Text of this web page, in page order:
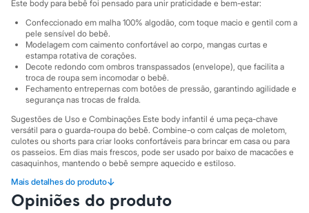
City
Clock House
Mindset
Sawary
Yessica
Moda esportiva
Acessórios
Blusas
Calçados
Leggings
Shorts e Bermudas
Tops
Moda íntima
Calcinhas
Cintas e Modeladores
Meias
Pijamas
Este body para bebê foi pensado para unir praticidade e bem-estar:
Confeccionado em malha 100% algodão, com toque macio e gentil com a
pele sensível do bebê.
Modelagem com caimento confortável ao corpo, mangas curtas e
estampa rotativa de corações.
Decote redondo com ombros transpassados (envelope), que facilita a
troca de roupa sem incomodar o bebê.
Fechamento entrepernas com botões de pressão, garantindo agilidade e
segurança nas trocas de fralda.
Sugestões de Uso e Combinações Este body infantil é uma peça-chave
versátil para o guarda-roupa do bebê. Combine-o com calças de moletom,
culotes ou shorts para criar looks confortáveis para brincar em casa ou para
os passeios. Em dias mais frescos, pode ser usado por baixo de macacões e
casaquinhos, mantendo o bebê sempre aquecido e estiloso.
A gente se encontra na C&A! ❤
Mais detalhes do produto↓
Informacoes gerais:
Opiniões do produto